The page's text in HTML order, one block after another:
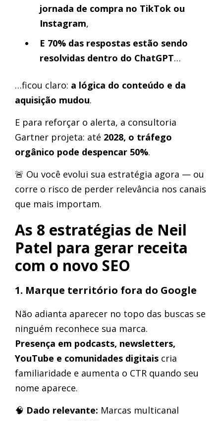
jornada de compra no TikTok ou
Instagram,
E 70% das respostas estão sendo
resolvidas dentro do ChatGPT…
…ficou claro: a lógica do conteúdo e da
aquisição mudou.
E para reforçar o alerta, a consultoria
Gartner projeta: até 2028, o tráfego
orgânico pode despencar 50%.
🚨 Ou você evolui sua estratégia agora — ou
corre o risco de perder relevância nos canais
que mais importam.
As 8 estratégias de Neil
Patel para gerar receita
com o novo SEO
1. Marque território fora do Google
Não adianta aparecer no topo das buscas se
ninguém reconhece sua marca.
Presença em podcasts, newsletters,
YouTube e comunidades digitais cria
familiaridade e aumenta o CTR quando seu
nome aparece.
🧠 Dado relevante: Marcas multicanal